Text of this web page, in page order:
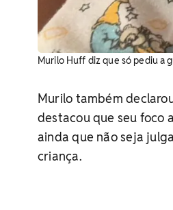
Murilo Huff diz que só pediu a
Murilo também
destacou que seu foco
ainda que não seja
criança.